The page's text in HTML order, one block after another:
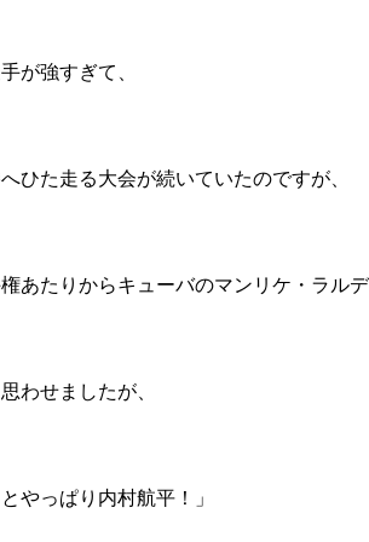
が強すぎて、
ひた走る大会が続いていたのですが、
あたりからキューバのマンリケ・ラル
わせましたが、
やっぱり内村航平！」